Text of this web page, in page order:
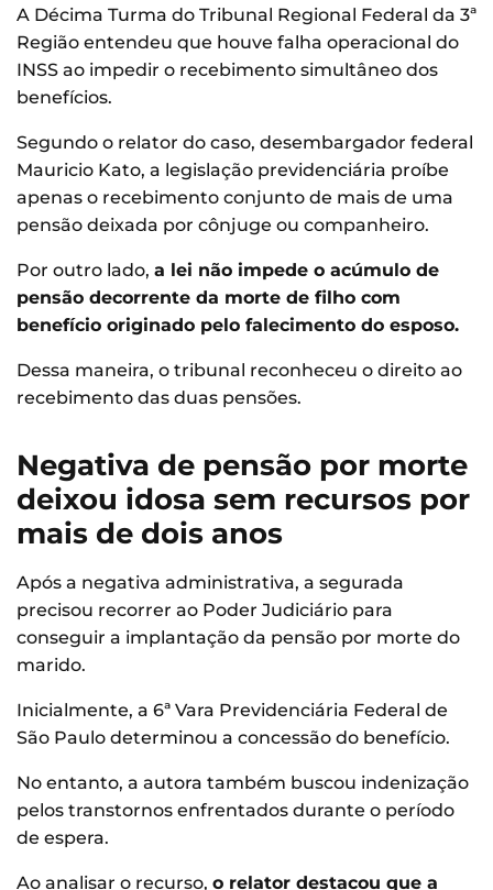
A Décima Turma do Tribunal Regional Federal da 3ª
Região entendeu que houve falha operacional do
INSS ao impedir o recebimento simultâneo dos
benefícios.
Segundo o relator do caso, desembargador federal
Mauricio Kato, a legislação previdenciária proíbe
apenas o recebimento conjunto de mais de uma
pensão deixada por cônjuge ou companheiro.
Por outro lado, a lei não impede o acúmulo de
pensão decorrente da morte de filho com
benefício originado pelo falecimento do esposo.
Dessa maneira, o tribunal reconheceu o direito ao
recebimento das duas pensões.
Negativa de pensão por morte
deixou idosa sem recursos por
mais de dois anos
Após a negativa administrativa, a segurada
precisou recorrer ao Poder Judiciário para
conseguir a implantação da pensão por morte do
marido.
Inicialmente, a 6ª Vara Previdenciária Federal de
São Paulo determinou a concessão do benefício.
No entanto, a autora também buscou indenização
pelos transtornos enfrentados durante o período
de espera.
Ao analisar o recurso, o relator destacou que a